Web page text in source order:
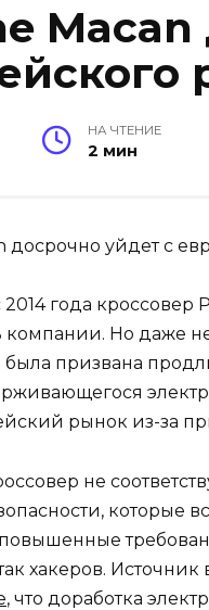
НА ЧТЕНИЕ
2 мин
года кроссовер
Но даже
была призвана
рынок из-за
не
которые
хакеров.
, что доработка